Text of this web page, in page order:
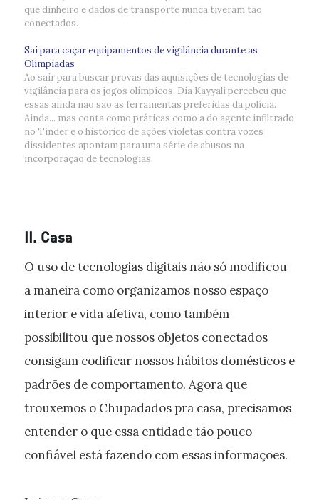
que dinheiro e dados de transporte nunca tiveram tão
conectados.
Saí para caçar equipamentos de vigilância durante as
Olimpíadas
Ao sair para buscar provas das aquisições de tecnologias de
vigilância para os jogos olímpicos, Dia Kayyali percebeu que
essas ainda não são as ferramentas preferidas da polícia.
Ainda... mas conta como práticas como a do agente infiltrado
no Tinder e o histórico de ações violetas contra vozes
dissidentes apontam para uma série de abusos na
incorporação de tecnologias.
II. Casa
O uso de tecnologias digitais não só modificou
a maneira como organizamos nosso espaço
interior e vida afetiva, como também
possibilitou que nossos objetos conectados
consigam codificar nossos hábitos domésticos e
padrões de comportamento. Agora que
trouxemos o Chupadados pra casa, precisamos
entender o que essa entidade tão pouco
confiável está fazendo com essas informações.